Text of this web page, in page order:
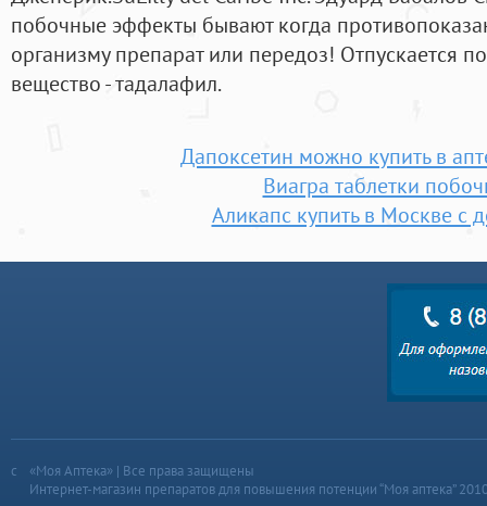
побочные эффекты бывают когда
организму препарат или передоз! Отпускается
вещество - тадалафил.
Дапоксетин можно купить в
Виагра таблетки
Аликапс купить в Москве с
«Моя Аптека» | Все права защищены
Интернет-магазин препаратов для повышения потенции “Моя аптека”